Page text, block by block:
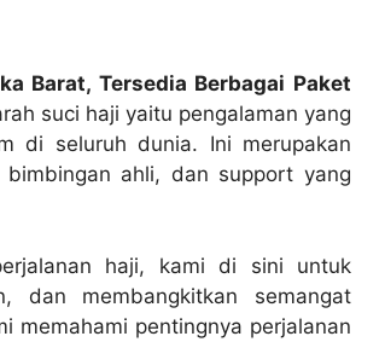
Barat, Tersedia Berbagai Paket
suci haji yaitu pengalaman yang
di seluruh dunia. Ini merupakan
ahli, dan support yang
haji, kami di sini untuk
dan membangkitkan semangat
memahami pentingnya perjalanan